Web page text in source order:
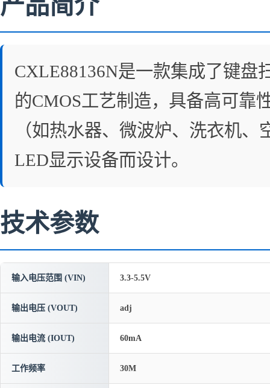
CXLE88136N是一款集成了键盘
的CMOS工艺制造，具备高可靠
（如热水器、微波炉、洗衣机
LED显示设备而设计。
技术参数
输入电压范围 (VIN) 3.3-5.5V
输出电压 (VOUT) adj
输出电流 (IOUT) 60mA
工作频率 30M